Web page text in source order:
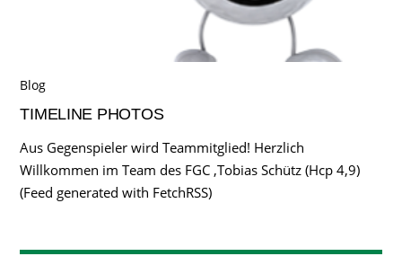
Blog
TIMELINE PHOTOS
Aus Gegenspieler wird Teammitglied! Herzlich
Willkommen im Team des FGC ,Tobias Schütz (Hcp 4,9)
(Feed generated with FetchRSS)